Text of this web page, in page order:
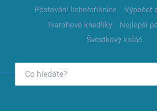
Pěstování lichořeřišnice
Výpočet
Tvarohové knedlíky
Nejlepší
Švestkový koláč